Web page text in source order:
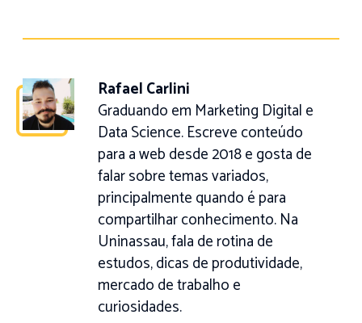
Rafael Carlini
Graduando em Marketing Digital e
Data Science. Escreve conteúdo
para a web desde 2018 e gosta de
falar sobre temas variados,
principalmente quando é para
compartilhar conhecimento. Na
Uninassau, fala de rotina de
estudos, dicas de produtividade,
mercado de trabalho e
curiosidades.